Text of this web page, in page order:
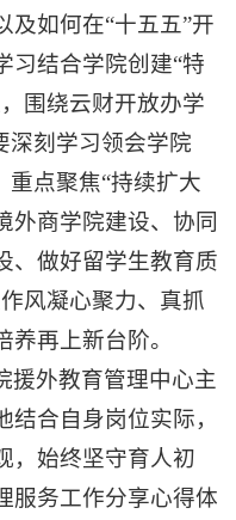
及如何在“十五五”开
习结合学院创建“特
围绕云财开放办学
深刻学习领会学院
重点聚焦“持续扩大
外商学院建设、协同
、做好留学生教育质
风凝心聚力、真抓
再上新台阶。
援外教育管理中心主
合自身岗位实际，
，始终坚守育人初
服务工作分享心得体